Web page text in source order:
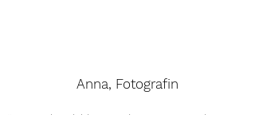
Anna, Fotografin